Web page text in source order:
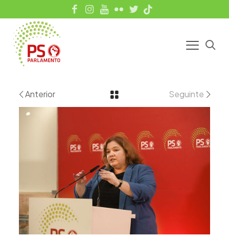
Anterior Seguinte